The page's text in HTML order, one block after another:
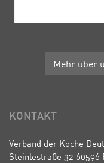
Mehr über
KONTAKT
Verband der Köche
Steinlestraße 32